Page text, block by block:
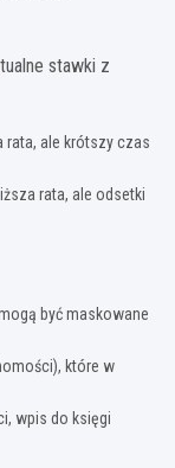
stawki z
rata, ale krótszy czas
rata, ale odsetki
być maskowane
które w
wpis do księgi